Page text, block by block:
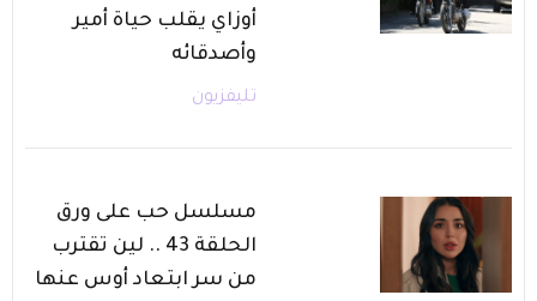
أوزاي يقلب حياة أمير
وأصدقائه
تليفزيون
مسلسل حب على ورق
الحلقة 43 .. لين تقترب
من سر ابتعاد أوس عنها